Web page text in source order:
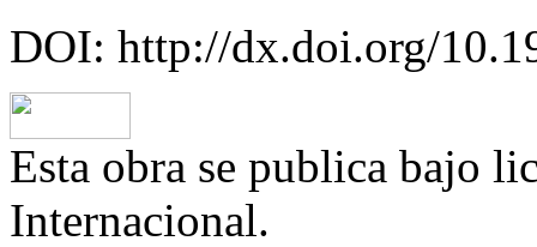
DOI: http://dx.doi.org/
Esta obra se publica bajo
Internacional.